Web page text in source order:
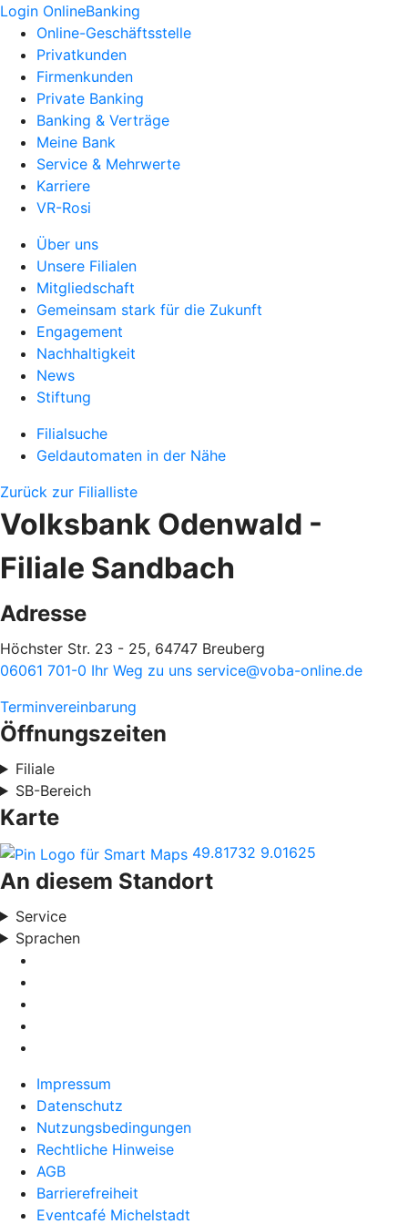
Login OnlineBanking
Online-Geschäftsstelle
Privatkunden
Firmenkunden
Private Banking
Banking & Verträge
Meine Bank
Service & Mehrwerte
Karriere
VR-Rosi
Über uns
Unsere Filialen
Mitgliedschaft
Gemeinsam stark für die Zukunft
Engagement
Nachhaltigkeit
News
Stiftung
Filialsuche
Geldautomaten in der Nähe
Zurück zur Filialliste
Volksbank Odenwald -
Filiale Sandbach
Adresse
Höchster Str. 23 - 25, 64747 Breuberg
06061 701-0 Ihr Weg zu uns service@voba-online.de
Terminvereinbarung
Öffnungszeiten
Filiale
SB-Bereich
Karte
49.81732 9.01625
An diesem Standort
Service
Sprachen
Impressum
Datenschutz
Nutzungsbedingungen
Rechtliche Hinweise
AGB
Barrierefreiheit
Eventcafé Michelstadt